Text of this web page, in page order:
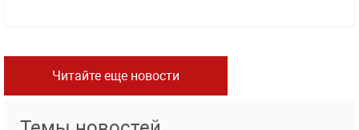
Читайте еще новости